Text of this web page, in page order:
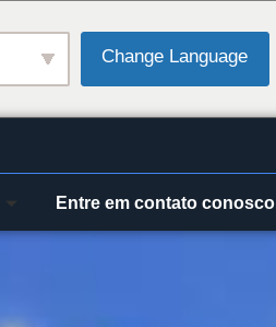
Change Language
Entre em contato conosco